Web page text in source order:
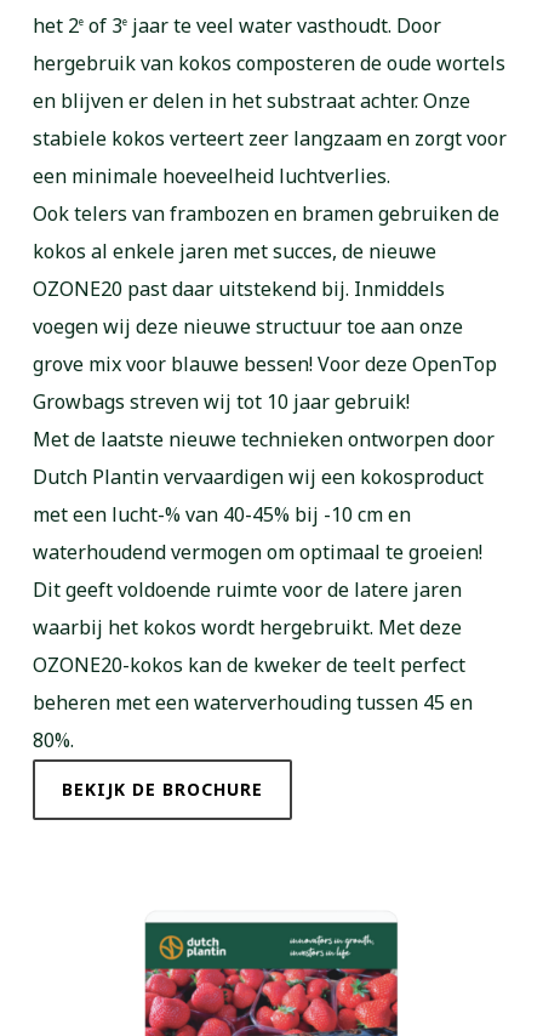
het 2e of 3e jaar te veel water vasthoudt. Door
hergebruik van kokos composteren de oude wortels
en blijven er delen in het substraat achter. Onze
stabiele kokos verteert zeer langzaam en zorgt voor
een minimale hoeveelheid luchtverlies.
Ook telers van frambozen en bramen gebruiken de
kokos al enkele jaren met succes, de nieuwe
OZONE20 past daar uitstekend bij. Inmiddels
voegen wij deze nieuwe structuur toe aan onze
grove mix voor blauwe bessen! Voor deze OpenTop
Growbags streven wij tot 10 jaar gebruik!
Met de laatste nieuwe technieken ontworpen door
Dutch Plantin vervaardigen wij een kokosproduct
met een lucht-% van 40-45% bij -10 cm en
waterhoudend vermogen om optimaal te groeien!
Dit geeft voldoende ruimte voor de latere jaren
waarbij het kokos wordt hergebruikt. Met deze
OZONE20-kokos kan de kweker de teelt perfect
beheren met een waterverhouding tussen 45 en
80%.
BEKIJK DE BROCHURE